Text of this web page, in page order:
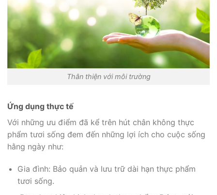
Thân thiện với môi trường
Ứng dụng thực tế
Với những ưu điểm đã kể trên hút chân không thực
phẩm tươi sống đem đến những lợi ích cho cuộc sống
hằng ngày như:
Gia đình: Bảo quản và lưu trữ dài hạn thực phẩm
tươi sống.